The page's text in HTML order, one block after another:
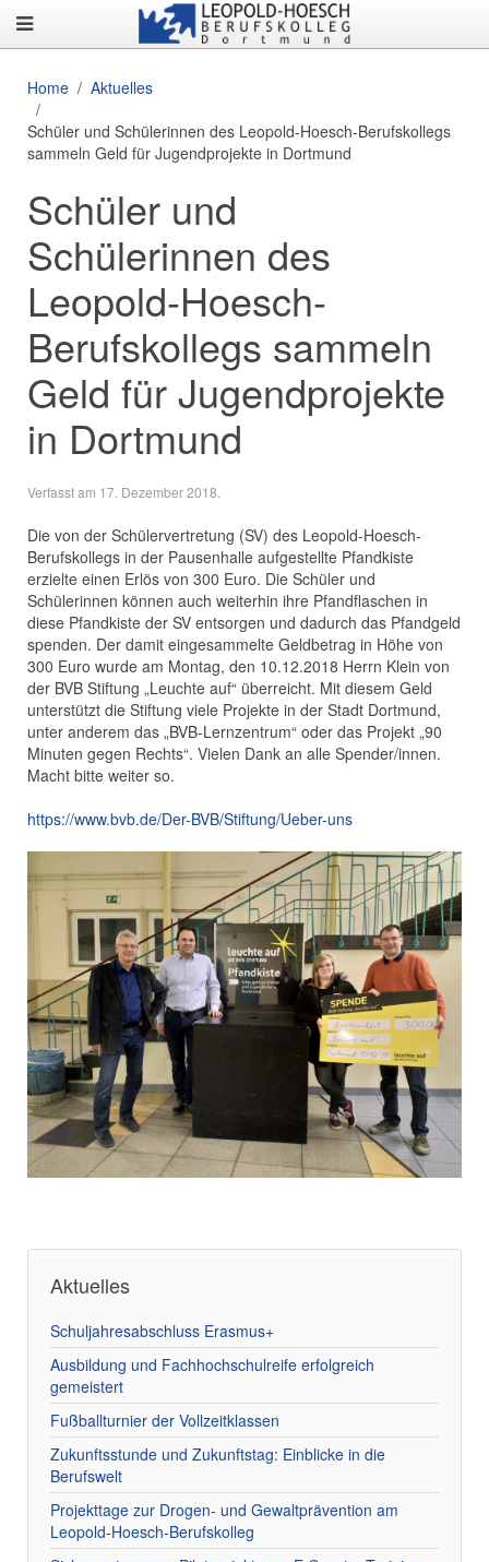
Home
Aktuelles
Schüler und Schülerinnen des Leopold-Hoesch-Berufskollegs
sammeln Geld für Jugendprojekte in Dortmund
Schüler und
Schülerinnen des
Leopold-Hoesch-
Berufskollegs sammeln
Geld für Jugendprojekte
in Dortmund
Verfasst am 17. Dezember 2018
Die von der Schülervertretung (SV) des Leopold-Hoesch-
Berufskollegs in der Pausenhalle aufgestellte Pfandkiste
erzielte einen Erlös von 300 Euro. Die Schüler und
Schülerinnen können auch weiterhin ihre Pfandflaschen in
diese Pfandkiste der SV entsorgen und dadurch das Pfandgeld
spenden. Der damit eingesammelte Geldbetrag in Höhe von
300 Euro wurde am Montag, den 10.12.2018 Herrn Klein von
der BVB Stiftung „Leuchte auf“ überreicht. Mit diesem Geld
unterstützt die Stiftung viele Projekte in der Stadt Dortmund,
unter anderem das „BVB-Lernzentrum“ oder das Projekt „90
Minuten gegen Rechts“. Vielen Dank an alle Spender/innen.
Macht bitte weiter so.
https://www.bvb.de/Der-BVB/Stiftung/Ueber-uns
Aktuelles
Schuljahresabschluss Erasmus+
Ausbildung und Fachhochschulreife erfolgreich
gemeistert
Fußballturnier der Vollzeitklassen
Zukunftsstunde und Zukunftstag: Einblicke in die
Berufswelt
Projekttage zur Drogen- und Gewaltprävention am
Leopold-Hoesch-Berufskolleg